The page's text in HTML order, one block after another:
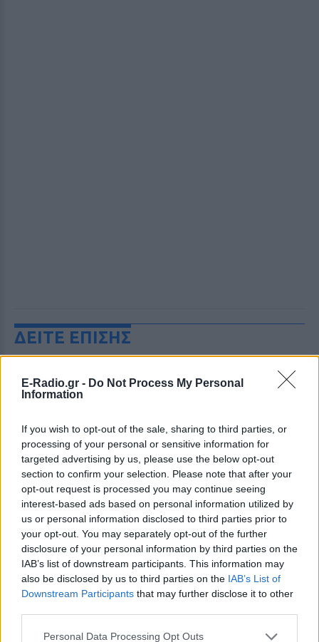
E-Radio.gr - Do Not Process My Personal
Information
If you wish to opt-out of the sale, sharing to third parties, or
processing of your personal or sensitive information for
targeted advertising by us, please use the below opt-out
section to confirm your selection. Please note that after your
opt-out request is processed you may continue seeing
interest-based ads based on personal information utilized by
us or personal information disclosed to third parties prior to
your opt-out. You may separately opt-out of the further
disclosure of your personal information by third parties on the
IAB’s list of downstream participants. This information may
also be disclosed by us to third parties on the IAB’s List of
Downstream Participants that may further disclose it to other
Personal Data Processing Opt Outs
ΔΕΙΤΕ ΕΠΙΣΗΣ
ΣΤΗΝ ΙΔΙΑ ΚΑΤΗΓΟΡΙΑ
βράδυ στο νοσοκομείο με ορούς
και αντιβιώσεις»
ΠΡΙΝ 10 ΏΡΕΣ
Η επιχειρηματίας έπαθε τροφική
δηλητηρίαση και μοιράστηκε με τους
followers της στο Instagram τις δύσκολες
ώρες που πέρασε.
Ατύχημα για τον Ιβάν Σβιτάιλο
στην Κέρκυρα: «Θα σηκωθώ πιο
δυνατός»
ΧΤΕΣ
Ο ηθοποιός και χορευτής μοιράστηκε
θάρρους